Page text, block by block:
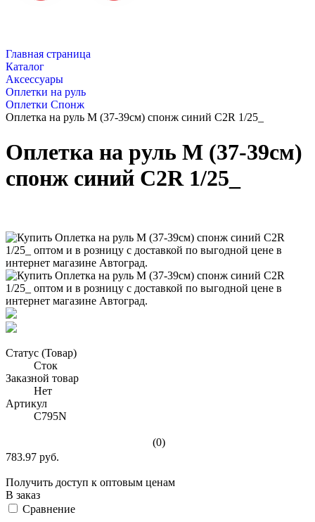
Главная страница
Каталог
Аксессуары
Оплетки на руль
Оплетки Спонж
Оплетка на руль M (37-39см) спонж синий C2R 1/25_
Оплетка на руль M (37-39см)
спонж синий C2R 1/25_
Статус (Товар)
Сток
Заказной товар
Нет
Артикул
С795N
(0)
783.97 руб.
Получить доступ к оптовым ценам
В заказ
Сравнение